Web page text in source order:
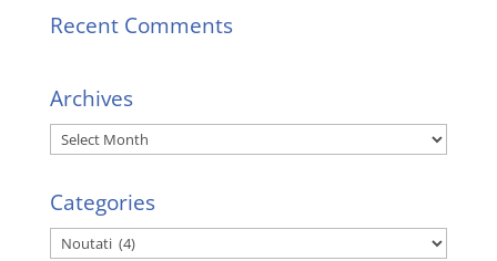
Recent Comments
Archives
Archives
Categories
Categories